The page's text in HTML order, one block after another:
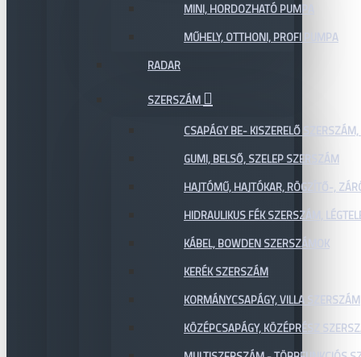
MINI, HORDOZHATÓ PUMPA
MŰHELY, OTTHONI, PROFI PUMPA
RADAR
SZERSZÁM
CSAPÁGY BE- KISZERELŐ
GUMI, BELSŐ, SZELEP SZERSZÁM
HAJTÓMŰ, HAJTÓKAR, RÖGZÍTŐ-,
HIDRAULIKUS FÉK SZERSZÁM,
KÁBEL, BOWDEN SZERSZÁMOK
KERÉK SZERSZÁM
KORMÁNYCSAPÁGY, VILLA SZERSZÁM
KÖZÉPCSAPÁGY, KÖZÉPRÉSZ